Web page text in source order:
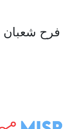
فرح شعبان